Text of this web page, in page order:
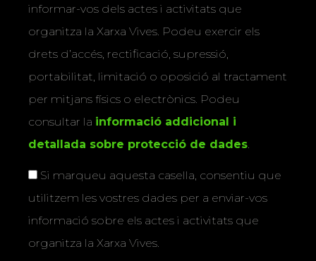
informar-vos dels actes i activitats que
organitza la Xarxa Vives. Podeu exercir els
drets d’accés, rectificació, supressió,
portabilitat, limitació o oposició al tractament
per mitjans físics o electrònics. Podeu
consultar la informació addicional i
detallada sobre protecció de dades.
Si marqueu aquesta casella, consentiu que
utilitzem les vostres dades per a enviar-vos
informació sobre els actes i activitats que
organitza la Xarxa Vives.